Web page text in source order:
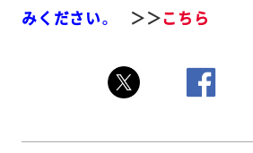
みください。
＞＞こちら